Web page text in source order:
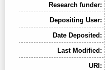
Research funder:
Depositing User:
Date Deposited:
Last Modified:
URI: